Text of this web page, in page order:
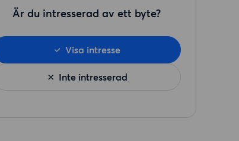
Är du intresserad av ett byte?
Inte intresserad
Visa intresse